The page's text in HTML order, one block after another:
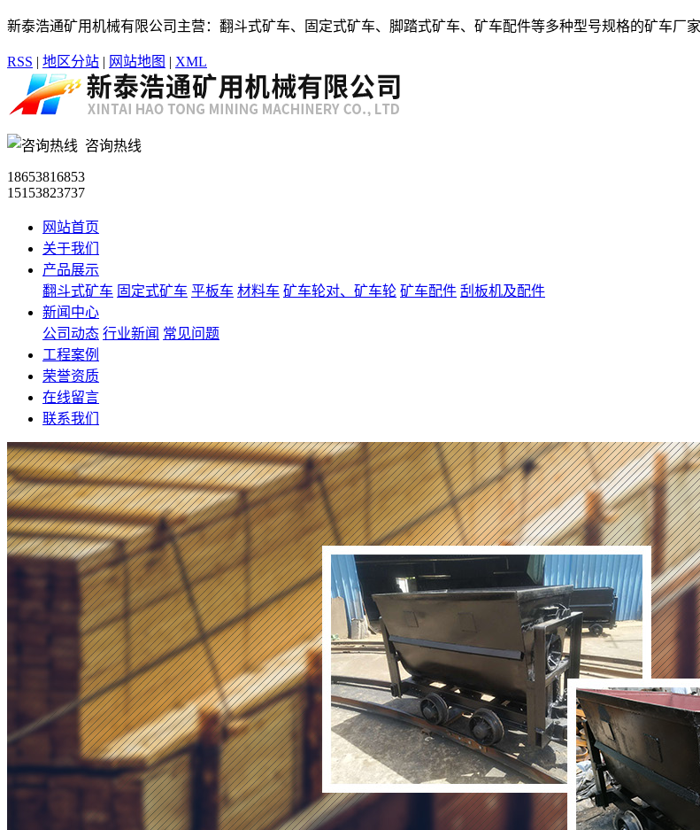
新泰浩通矿用机械有限公司主营：翻斗式矿车、固定式矿车、脚踏式矿车、矿车配件等多种型号规格的矿车厂家
RSS | 地区分站 | 网站地图 | XML
咨询热线
18653816853
15153823737
网站首页
关于我们
产品展示
翻斗式矿车 固定式矿车 平板车 材料车 矿车轮对、矿车轮 矿车配件 刮板机及配件
新闻中心
公司动态 行业新闻 常见问题
工程案例
荣誉资质
在线留言
联系我们